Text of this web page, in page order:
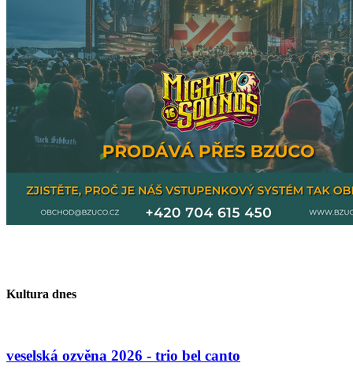
Kultura dnes
veselská ozvěna 2026 - trio bel canto